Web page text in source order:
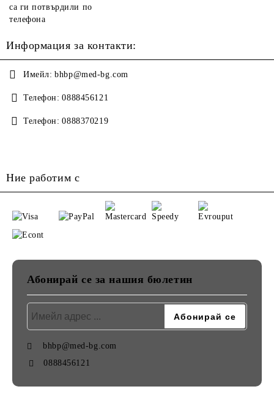
са ги потвърдили по
телефона
Информация за контакти:
Имейл: bhbp@med-bg.com
Телефон: 0888456121
Телефон: 0888370219
Ние работим с
Абонирай се за нашия бюлетин
bhbp@med-bg.com
0888456121